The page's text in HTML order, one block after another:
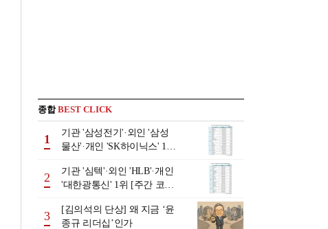
종합BEST CLICK
1
기관 '삼성전기'·외인 '삼성
물산'·개인 'SK하이닉스' 1위
년 8월3일~8월7일]
2
기관 '심텍'·외인 'HLB'·개인
'대한광통신' 1위 [주간 코스
월7일]
3
[김의석의 단상] 왜 지금 ‘윤
종규 리더십’인가